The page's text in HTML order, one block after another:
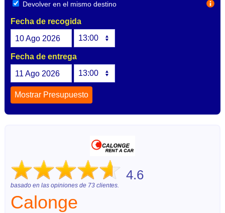
Devolver en el mismo destino
Fecha de recogida
10Ago 2026
Fecha de entrega
11 Ago 2026
4.6
basado en las opiniones de 73clientes.
Calonge